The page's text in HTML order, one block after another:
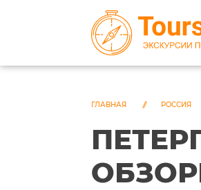
ГЛАВНАЯ РОССИЯ